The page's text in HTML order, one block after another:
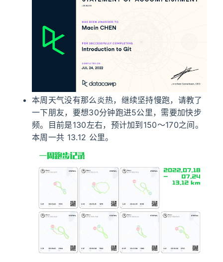
本周天气没有那么炎热，继续坚持慢跑，请教了
一下朋友，要想30分钟跑进5公里，需要加快步
频。目前是130左右，预计加到150～170之间。
本周一共 13.12 公里。